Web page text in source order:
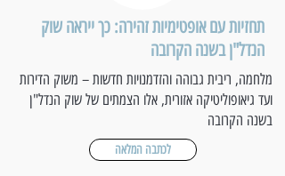
תחזיות עם אופטימיות זהירה: כך ייראה שוק
הנדל"ן בשנה הקרובה
מלחמה, ריבית גבוהה והזדמנויות חדשות – משוק הדירות
ועד גיאופוליטיקה אזורית, אלו הצמתים של שוק הנדל"ן
בשנה הקרובה
לכתבה המלאה